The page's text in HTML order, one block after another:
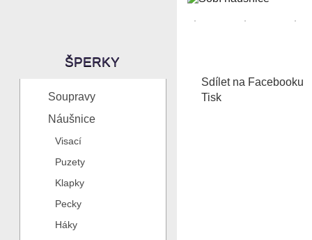
ŠPERKY
Soupravy
Náušnice
Visací
Puzety
Klapky
Pecky
Háky
Sdílet na Facebooku
Tisk